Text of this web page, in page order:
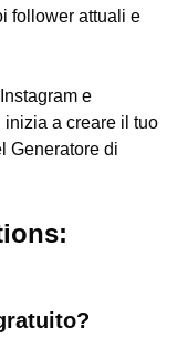
follower attuali e
e
a creare il tuo
Generatore di